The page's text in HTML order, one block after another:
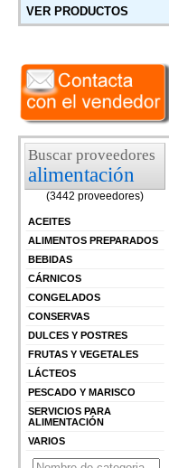
VER PRODUCTOS
Buscar proveedores
alimentación
(3442 proveedores)
ACEITES
ALIMENTOS PREPARADOS
BEBIDAS
CÁRNICOS
CONGELADOS
CONSERVAS
DULCES Y POSTRES
FRUTAS Y VEGETALES
LÁCTEOS
PESCADO Y MARISCO
SERVICIOS PARA
ALIMENTACIÓN
VARIOS